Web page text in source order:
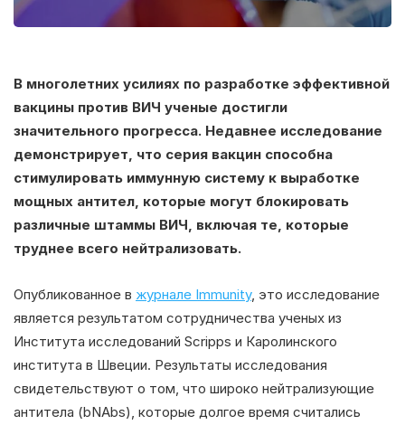
В многолетних усилиях по разработке эффективной
вакцины против ВИЧ ученые достигли
значительного прогресса. Недавнее исследование
демонстрирует, что серия вакцин способна
стимулировать иммунную систему к выработке
мощных антител, которые могут блокировать
различные штаммы ВИЧ, включая те, которые
труднее всего нейтрализовать.
Опубликованное в журнале Immunity, это исследование
является результатом сотрудничества ученых из
Института исследований Scripps и Каролинского
института в Швеции. Результаты исследования
свидетельствуют о том, что широко нейтрализующие
антитела (bNAbs), которые долгое время считались